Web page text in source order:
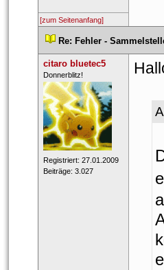
[zum Seitenanfang]
Re: Fehler -
citaro bluetec5
​Donnerblitz!
Registriert: 27.01.2009
Beiträge: 3.027